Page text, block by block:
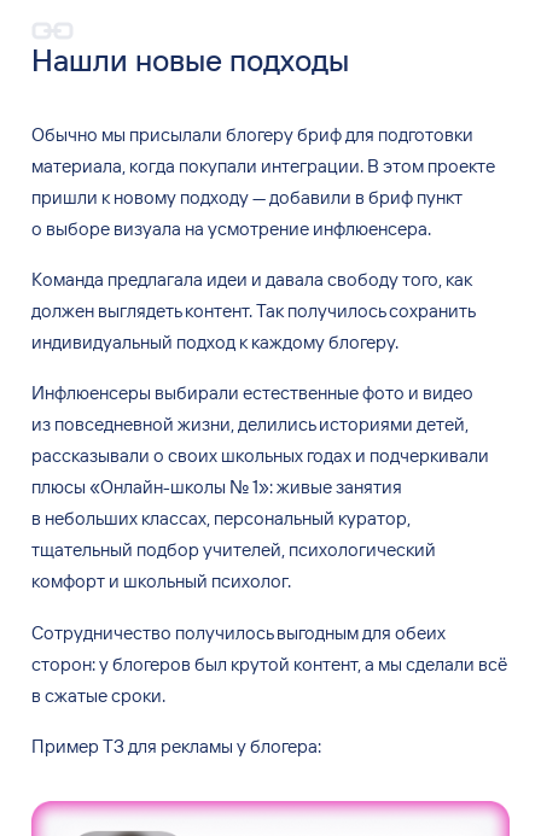
Нашли новые подходы
Обычно мы присылали блогеру бриф для подготовки
материала, когда покупали интеграции. В этом проекте
пришли к новому подходу—добавили в бриф пункт
о выборе визуала на усмотрение инфлюенсера.
Команда предлагала идеи и давала свободу того, как
должен выглядеть контент. Так получилось сохранить
индивидуальный подход к каждому блогеру.
Инфлюенсеры выбирали естественные фото и видео
из повседневной жизни, делились историями детей,
рассказывали о своих школьных годах и подчеркивали
плюсы «Онлайн-школы №1»: живые занятия
в небольших классах, персональный куратор,
тщательный подбор учителей, психологический
комфорт и школьный психолог.
Сотрудничество получилось выгодным для обеих
сторон: ублогеров был крутой контент, а мы сделали всё
в сжатые сроки.
Пример ТЗ для рекламы ублогера: